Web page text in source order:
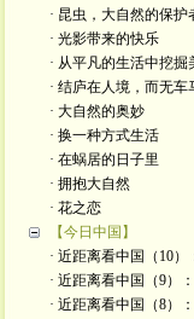
· 昆虫，大自然的保护
· 光影带来的快乐
· 从平凡的生活中挖掘
· 结庐在人境，而无车
· 大自然的奥妙
· 换一种方式生活
· 在蜗居的日子里
· 拥抱大自然
· 花之恋
【今日中国】
· 近距离看中国（10）
· 近距离看中国（9）
· 近距离看中国（8）